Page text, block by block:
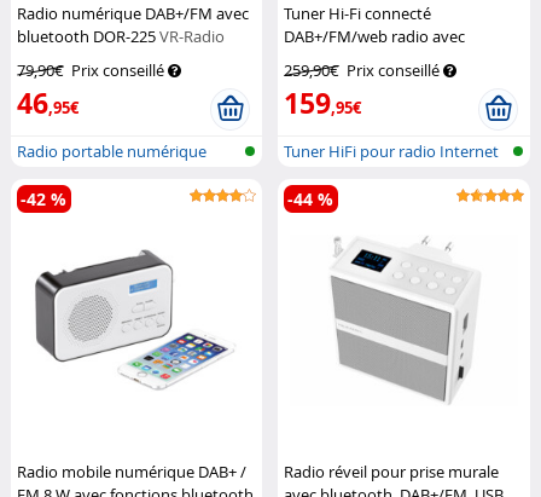
Radio numérique DAB+/FM avec
bluetooth DOR-225VR-Radio
79,90€ Prix conseillé
46,95€
Radio portable numérique
DAB+/FM av...
Tuner Hi-Fi connecté
DAB+/FM/web radio avec
fonction streaming IRS-711.HiFi
VR-Radio
259,90€ Prix conseillé
159,95€
Tuner HiFi pour radio Internet
et D...
Radio mobile numérique DAB+ /
-42 %
Radio réveil pour prise murale
-44 %